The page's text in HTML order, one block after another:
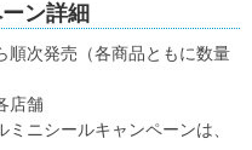
ン詳細
順次発売（各商品ともに数量
店舗
ニシールキャンペーンは、